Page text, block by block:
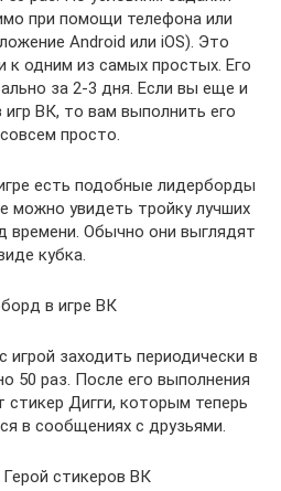
при помощи телефона или
Android или iOS). Это
к одним из самых простых. Его
за 2-3 дня. Если вы еще и
игр ВК, то вам выполнить его
просто.
есть подобные лидерборды
можно увидеть тройку лучших
времени. Обычно они выглядят
кубка.
в игре ВК
игрой заходить периодически в
50 раз. После его выполнения
стикер Дигги, которым теперь
в сообщениях с друзьями.
Герой стикеров ВК